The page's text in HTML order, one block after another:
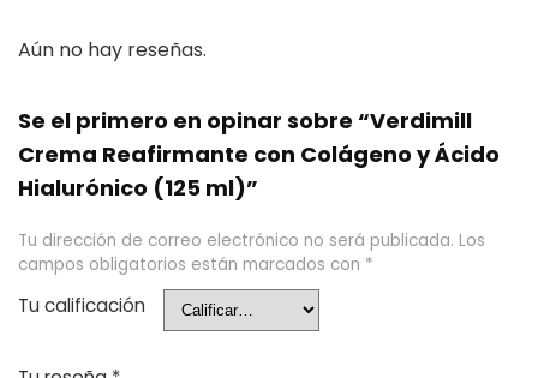
Aún no hay reseñas.
Se el primero en opinar sobre “Verdimill
Crema Reafirmante con Colágeno y Ácido
Hialurónico (125 ml)”
Tu dirección de correo electrónico no será publicada. Los
campos obligatorios están marcados con *
Tu calificación